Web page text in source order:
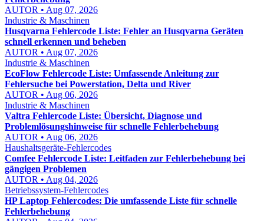
AUTOR • Aug 07, 2026
Industrie & Maschinen
Husqvarna Fehlercode Liste: Fehler an Husqvarna Geräten
schnell erkennen und beheben
AUTOR • Aug 07, 2026
Industrie & Maschinen
EcoFlow Fehlercode Liste: Umfassende Anleitung zur
Fehlersuche bei Powerstation, Delta und River
AUTOR • Aug 06, 2026
Industrie & Maschinen
Valtra Fehlercode Liste: Übersicht, Diagnose und
Problemlösungshinweise für schnelle Fehlerbehebung
AUTOR • Aug 06, 2026
Haushaltsgeräte-Fehlercodes
Comfee Fehlercode Liste: Leitfaden zur Fehlerbehebung bei
gängigen Problemen
AUTOR • Aug 04, 2026
Betriebssystem-Fehlercodes
HP Laptop Fehlercodes: Die umfassende Liste für schnelle
Fehlerbehebung